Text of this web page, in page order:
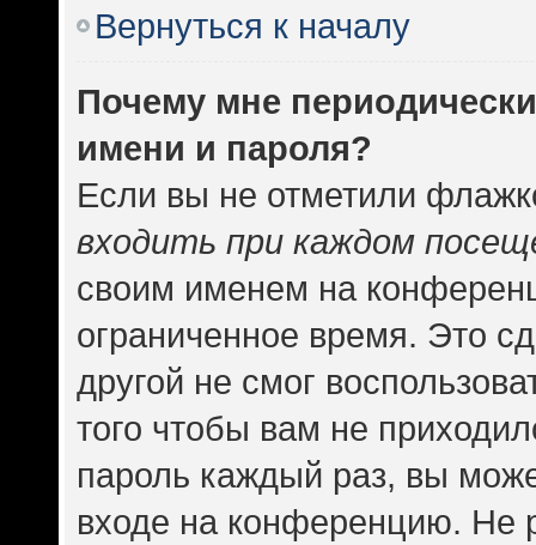
Вернуться к началу
Почему мне
имени и пароля?
Если вы не отметили
входить при каждом
своим именем на
ограниченное время. Это
другой не смог
того чтобы вам не
пароль каждый раз, вы
входе на конференцию. Не